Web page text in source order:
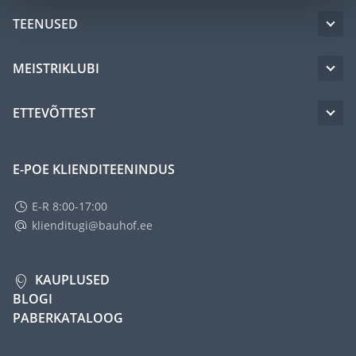
TEENUSED
MEISTRIKLUBI
ETTEVÕTTEST
E-POE KLIENDITEENINDUS
E-R 8:00-17:00
klienditugi@bauhof.ee
KAUPLUSED
BLOGI
PABERKATALOOG